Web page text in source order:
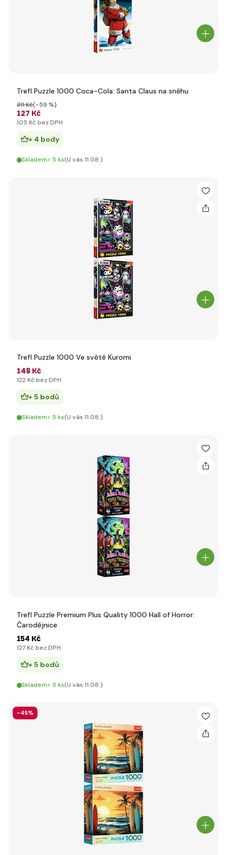
Trefl Puzzle 1000 Coca-Cola: Santa Claus na sněhu
127 Kč
311 Kč(-59 %)
105 Kč bez DPH
+ 4 body
Skladem> 5 ks(U vás 11.08.)
Trefl Puzzle 1000 Ve světě Kuromi
148 Kč
122 Kč bez DPH
+ 5 bodů
Skladem> 5 ks(U vás 11.08.)
Trefl Puzzle Premium Plus Quality 1000 Hall of Horror:
Čarodějnice
154 Kč
127 Kč bez DPH
+ 5 bodů
Skladem> 5 ks(U vás 11.08.)
-45%